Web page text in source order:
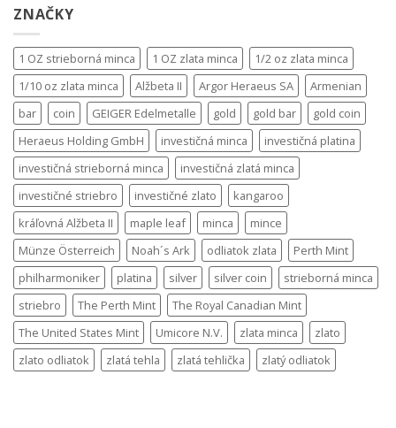
ZNAČKY
1 OZ strieborná minca 1 OZ zlata minca
1/2 oz zlata minca
1/10 oz zlata minca
Alžbeta II Argor Heraeus SA
Armenian
bar
coin GEIGER Edelmetalle gold gold bar
gold coin
Heraeus Holding GmbH
investičná minca
investičná platina
investičná strieborná minca
investičná zlatá minca
investičné striebro
investičné zlato
kangaroo
kráľovná Alžbeta II
maple leaf minca
mince
Münze Österreich
Noah´s Ark odliatok zlata
Perth Mint
philharmoniker
platina silver silver coin
strieborná minca
striebro
The Perth Mint
The Royal Canadian Mint
The United States Mint
Umicore N.V. zlata minca
zlato
zlato odliatok
zlatá tehla zlatá tehlička zlatý odliatok